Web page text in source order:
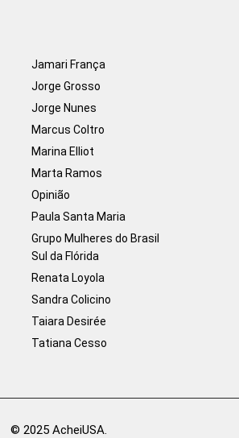
Jamari França
Jorge Grosso
Jorge Nunes
Marcus Coltro
Marina Elliot
Marta Ramos
Opinião
Paula Santa Maria
Grupo Mulheres do Brasil
Sul da Flórida
Renata Loyola
Sandra Colicino
Taiara Desirée
Tatiana Cesso
© 2025 AcheiUSA.